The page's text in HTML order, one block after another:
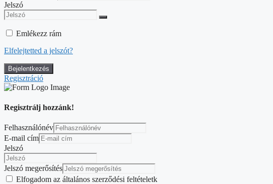
Jelszó
Emlékezz rám
Elfelejtetted a jelszót?
Regisztráció
Regisztrálj hozzánk!
Felhasználónév
E-mail cím
Jelszó
Jelszó megerősítés
Elfogadom az általános szerződési feltételetk